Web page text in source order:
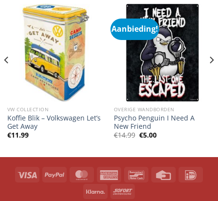
VW COLLECTION
Koffie Blik – Volkswagen Let’s
Get Away
€11.99
Aanbieding!
OVERIGE WANDBORDEN
Psycho Penguin I Need A
New Friend
€14.99 Oorspronkelijke
€5.00Huidige